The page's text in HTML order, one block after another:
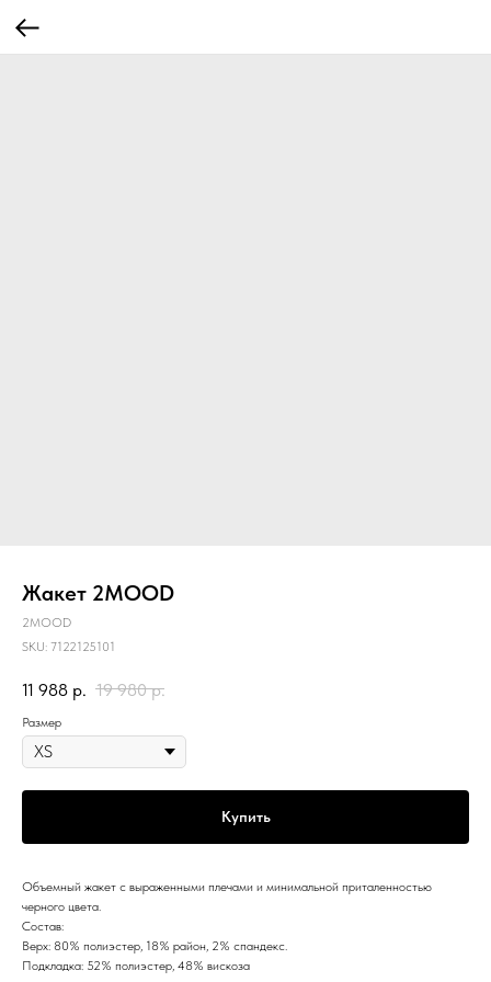
Жакет 2MOOD
2MOOD
SKU: 7122125101
11 988 р. 19 980 р.
Размер
Купить
Объемный жакет с выраженными плечами и минимальной приталенностью
черного цвета.
Состав:
Верх: 80% полиэстер, 18% район, 2% спандекс.
Подкладка: 52% полиэстер, 48% вискоза